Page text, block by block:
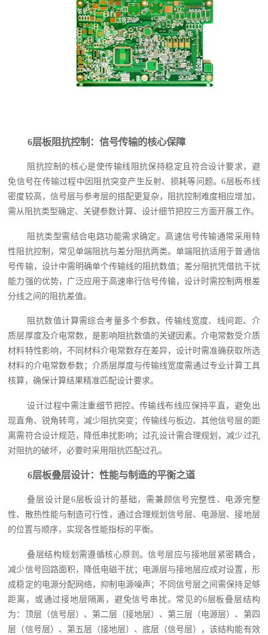
6层板阻抗控制：信号传输的核心保障
阻抗控制的核心是使传输线阻抗保持稳定且符合设计要求，避
免信号在传输过程中因阻抗突变产生反射、损耗等问题。6层板布线
密度较高，信号层与参考层的搭配更复杂，阻抗控制难度相应增加，
需从阻抗类型确定、关键参数计算、设计细节把控三方面开展工作。
阻抗类型需结合电路功能需求确定。高速信号传输通常采用特
性阻抗控制，常见单端阻抗与差分阻抗两类。单端阻抗适用于普通信
号传输，设计中需明确单个传输线的阻抗数值；差分阻抗凭借抗干扰
能力强的优势，广泛应用于高速串行信号传输，设计时需控制两根差
分线之间的阻抗差值。
阻抗数值计算需综合考量多个参数。传输线宽度、线间距、介
质层厚度及介电常数，是影响阻抗数值的关键因素。介电常数受介质
材料特性影响，不同材料介电常数存在差异，设计时需准确获取所选
材料的介电常数参数；介质层厚度与传输线宽度需通过专业计算工具
核算，确保计算结果精准匹配设计要求。
设计过程中需注重细节把控。传输线布线应保持平直，避免出
现直角、锐角转弯，减少阻抗突变；传输线与板边、其他信号层的距
离需符合设计规范，降低串扰影响；过孔设计需合理规划，减少过孔
对阻抗的破坏，必要时采用阻抗匹配过孔。
6层板叠层设计：性能与制造的平衡之道
叠层设计是6层板设计的基础，需兼顾信号完整性、电源完整
性、散热性能与制造可行性，通过合理规划信号层、电源层、接地层
的位置与顺序，实现各性能指标的平衡。
叠层结构规划需遵循核心原则。信号层应与接地层紧密耦合，
减少信号回路面积，降低电磁干扰；电源层与接地层应成对设置，形
成稳定的电源分配网络，抑制电源噪声；不同信号层之间需保持足够
距离，或通过接地层隔离，避免信号串扰。常见的6层板叠层结构
为：顶层（信号层）、第二层（接地层）、第三层（电源层）、第四
层（信号层）、第五层（接地层）、底层（信号层），该结构能有效